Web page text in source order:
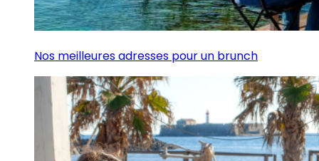
Nos meilleures adresses pour un brunch